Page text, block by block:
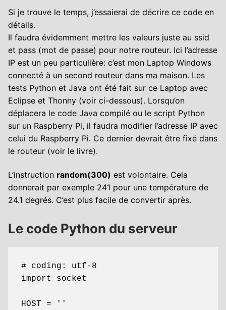
Si je trouve le temps, j’essaierai de décrire ce code en
détails.
Il faudra évidemment mettre les valeurs juste au ssid
et pass (mot de passe) pour notre routeur. Ici l’adresse
IP est un peu particulière: c’est mon Laptop Windows
connecté à un second routeur dans ma maison. Les
tests Python et Java ont été fait sur ce Laptop avec
Eclipse et Thonny (voir ci-dessous). Lorsqu’on
déplacera le code Java compilé ou le script Python
sur un Raspberry Pi, il faudra modifier l’adresse IP avec
celui du Raspberry Pi. Ce dernier devrait être fixé dans
le routeur (voir le livre).
L’instruction random(300) est volontaire. Cela
donnerait par exemple 241 pour une température de
24.1 degrés. C’est plus facile de convertir après.
Le code Python du serveur
# coding: utf-8
import socket
HOST = ''